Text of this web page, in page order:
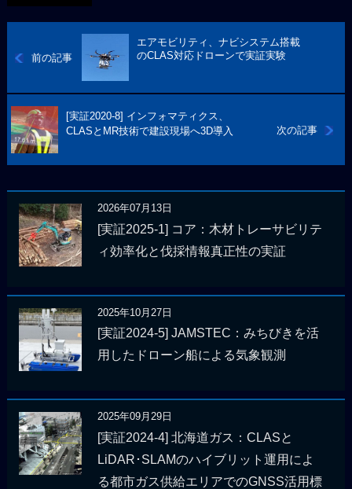
前の記事
エアモビリティ、ナビシステム搭載
のCLAS対応ドローンで実証実験
次の記事
[実証2020-8] インフォマティクス、
CLASとMR技術で建設現場へ3D導入
2026年07月13日
[実証2025-1] コア：木材トレーサビリテ
ィ効率化と伐採情報真正性の実証
2025年10月27日
[実証2024-5] JAMSTEC：みちびきを活
用したドローン船による気象観測
2025年09月29日
[実証2024-4] 北海道ガス：CLASと
LiDAR･SLAMのハイブリット運用によ
る都市ガス供給エリアでのGNSS活用標